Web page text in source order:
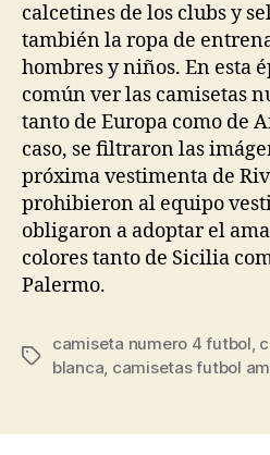
calcetines de los clubs y
también la ropa de
hombres y niños. En esta
común ver las camisetas
tanto de Europa como de
caso, se filtraron las
próxima vestimenta de
prohibieron al equipo
obligaron a adoptar el
colores tanto de Sicilia
Palermo.
Etiquetas
camiseta numero 4 futbol,
blanca, camisetas futbol